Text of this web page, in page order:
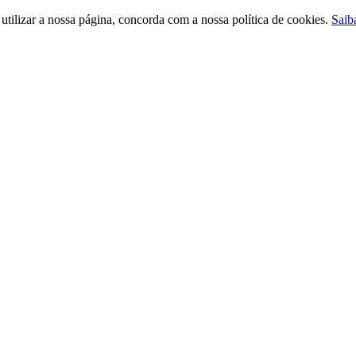
a nossa página, concorda com a nossa política de cookies.